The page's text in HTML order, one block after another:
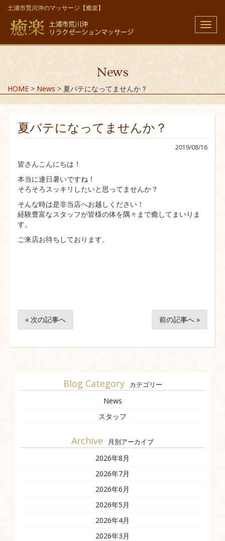
土浦市荒川沖のマッサージ【癒楽】
メ
ニ
ュ
News
HOME > News > 夏バテになってませんか？
夏バテになってませんか？
2019/08/16
皆さんこんにちは！
本当に連日暑いですね！
そろそろスッキリしたいと思ってませんか？
そんな時は是非当店へお越しください！
経験豊富なスタッフが皆様の体を隅々まで癒してまいりま
す。
ご来店お待ちしております。
« 次の記事へ 前の記事へ »
Blog Category カテゴリー
News
スタッフ
Archive 月別アーカイブ
2026年8月
2026年7月
2026年6月
2026年5月
2026年4月
2026年3月